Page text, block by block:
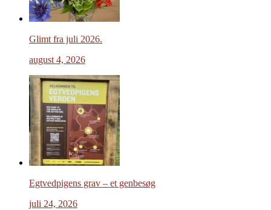
Glimt fra juli 2026.
august 4, 2026
Egtvedpigens grav – et genbesøg
juli 24, 2026